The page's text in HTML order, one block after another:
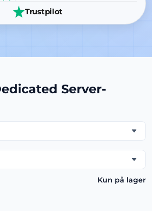
Trustpilot
Server-
Kun på lager